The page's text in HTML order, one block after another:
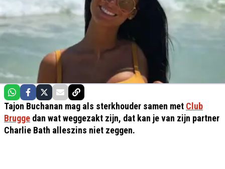
Tajon Buchanan mag als sterkhouder samen met Club
Brugge dan wat weggezakt zijn, dat kan je van zijn partner
Charlie Bath alleszins niet zeggen.